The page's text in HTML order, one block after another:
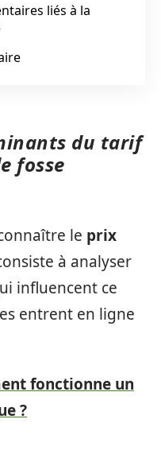
liés à la
du tarif
fosse
le prix
à analyser
influencent ce
entrent en ligne
fonctionne un
?